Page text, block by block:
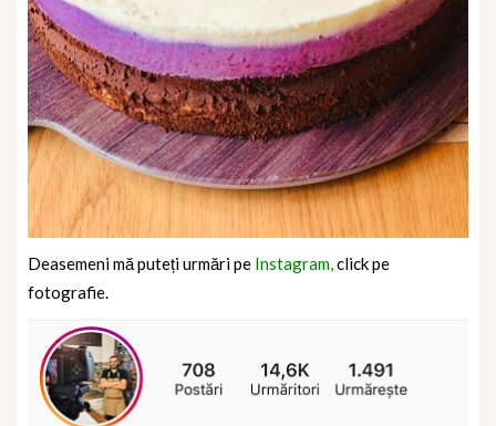
Deasemeni mă puteți urmări pe Instagram,click pe
fotografie.